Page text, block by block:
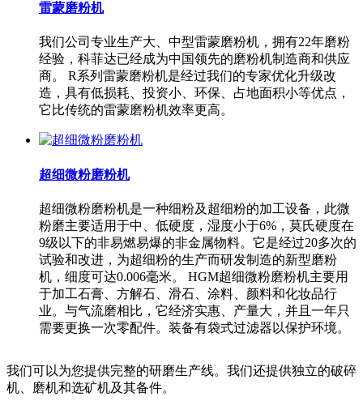
雷蒙磨粉机
我们公司专业生产大、中型雷蒙磨粉机，拥有22年磨粉
经验，科菲达已经成为中国领先的磨粉机制造商和供应
商。 R系列雷蒙磨粉机是经过我们的专家优化升级改
造，具有低损耗、投资小、环保、占地面积小等优点，
它比传统的雷蒙磨粉机效率更高。
超细微粉磨粉机
超细微粉磨粉机是一种细粉及超细粉的加工设备，此微
粉磨主要适用于中、低硬度，湿度小于6%，莫氏硬度在
9级以下的非易燃易爆的非金属物料。它是经过20多次的
试验和改进，为超细粉的生产而研发制造的新型磨粉
机，细度可达0.006毫米。 HGM超细微粉磨粉机主要用
于加工石膏、方解石、滑石、涂料、颜料和化妆品行
业。与气流磨相比，它经济实惠、产量大，并且一年只
需要更换一次零配件。装备有袋式过滤器以保护环境。
我们可以为您提供完整的研磨生产线。我们还提供独立的破碎
机、磨机和选矿机及其备件。